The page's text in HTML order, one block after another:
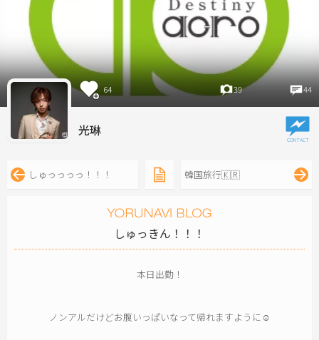
64 39 44
光琳
しゅっっっっ！！！ 韓国旅行🇰🇷
しゅっきん！！！
本日出勤！
ノンアルだけどお腹いっぱいなって帰れますように☺️